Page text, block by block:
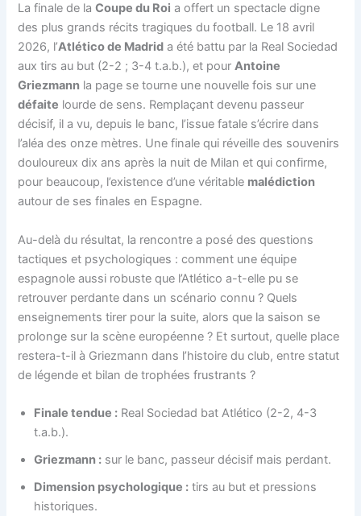
La finale de laCoupe du Roi a offert un spectacle digne
des plus grands récits tragiques du football. Le 18 avril
2026, l’Atlético de Madrid a été battu par la Real Sociedad
aux tirs au but (2-2 ; 3-4 t.a.b.), et pourAntoine
Griezmann la page se tourne une nouvelle fois sur une
défaite lourde de sens. Remplaçant devenu passeur
décisif, il a vu, depuis le banc, l’issue fatale s’écrire dans
l’aléa des onze mètres. Une finale qui réveille des souvenirs
douloureux dix ans après la nuit de Milan et qui confirme,
pour beaucoup, l’existence d’une véritable malédiction
autour de ses finales en Espagne.
Au-delà du résultat, la rencontre a posé des questions
tactiques et psychologiques : comment une équipe
espagnole aussi robuste que l’Atlético a-t-elle pu se
retrouver perdante dans un scénario connu ? Quels
enseignements tirer pour la suite, alors que la saison se
prolonge sur la scène européenne ? Et surtout, quelle place
restera-t-il à Griezmann dans l’histoire du club, entre statut
de légende et bilan de trophées frustrants ?
Finale tendue : Real Sociedad bat Atlético (2-2, 4-3
t.a.b.).
Griezmann : sur le banc, passeur décisif mais perdant.
Dimension psychologique : tirs au but et pressions
historiques.